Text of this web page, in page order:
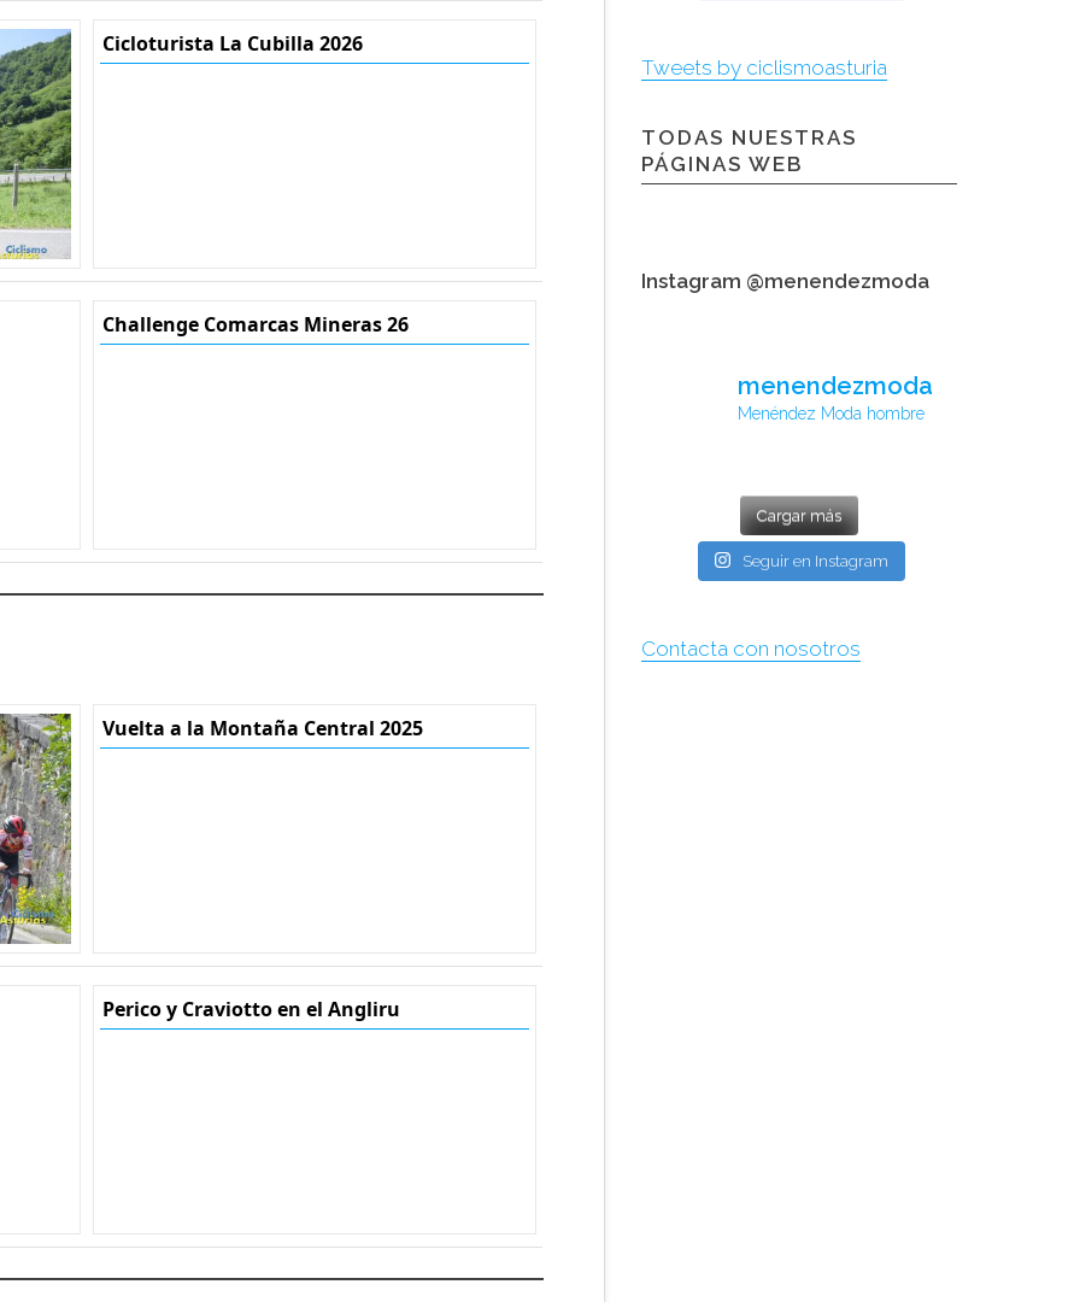
Cicloturista La Cubilla 2026
Challenge Comarcas Mineras 26
Vuelta a la Montaña Central 2025
Perico y Craviotto en el Angliru
Tweets by ciclismoasturia
TODAS NUESTRAS
PÁGINAS WEB
Instagram @menendezmoda
menendezmoda
Menéndez Moda hombre
Cargar más
Seguir en Instagram
Contacta con nosotros